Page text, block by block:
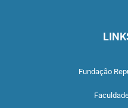
Fundação